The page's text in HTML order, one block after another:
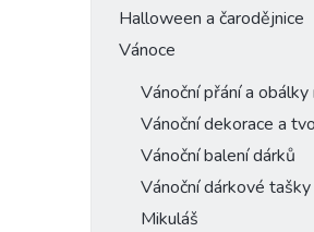
Halloween a čarodějnice
Vánoce
Vánoční přání a obálky
Vánoční dekorace a
Vánoční balení dárků
Vánoční dárkové
Mikuláš